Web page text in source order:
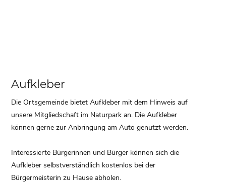
Aufkleber
Die Ortsgemeinde bietet Aufkleber mit dem Hinweis auf
unsere Mitgliedschaft im Naturpark an. Die Aufkleber
können gerne zur Anbringung am Auto genutzt werden.
Interessierte Bürgerinnen und Bürger können sich die
Aufkleber selbstverständlich kostenlos bei der
Bürgermeisterin zu Hause abholen.